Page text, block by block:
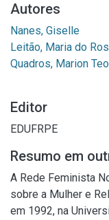
Autores
Nanes, Giselle
Leitão, Maria do
Quadros, Marion
Editor
EDUFRPE
Resumo em
A Rede Feminista
sobre a Mulher e
em 1992, na